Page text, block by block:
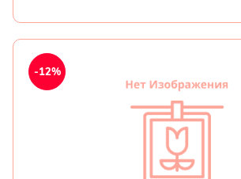
-12%